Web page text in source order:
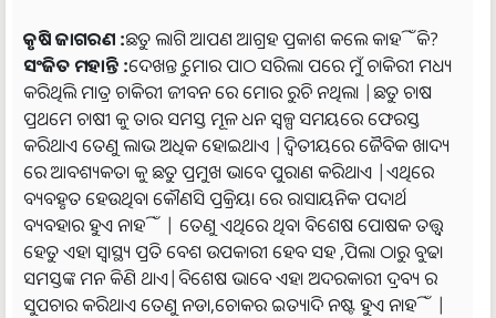
କୃଷି ଜାଗରଣ :ଛତୁ ଲାଗି ଆପଣ ଆଗ୍ରହ ପ୍ରକାଶ କଲେ କାହିଁକି?
ସଂଜିତ ମହାନ୍ତି :ଦେଖନ୍ତୁ ମୋର ପାଠ ସରିଲା ପରେ ମୁଁ ଚାକିରୀ ମଧ୍ୟ
କରିଥିଲି ମାତ୍ର ଚାକିରୀ ଜୀବନ ରେ ମୋର ରୁଚି ନଥିଲା |ଛତୁ ଚାଷ
ପ୍ରଥମେ ଚାଷୀ କୁ ତାର ସମସ୍ତ ମୂଳ ଧନ ସ୍ୱଳ୍ପ ସମୟରେ ଫେରସ୍ତ
କରିଥାଏ ତେଣୁ ଲାଭ ଅଧିକ ହୋଇଥାଏ |ଦ୍ଵିତୀୟରେ ଜୈବିକ ଖାଦ୍ୟ
ରେ ଆବଶ୍ୟକତା କୁ ଛତୁ ପ୍ରମୁଖ ଭାବେ ପୁରାଣ କରିଥାଏ |ଏଥିରେ
ବ୍ୟବହୃତ ହେଉଥିବା କୌଣସି ପ୍ରକ୍ରିୟା ରେ ରାସାୟନିକ ପଦାର୍ଥ
ବ୍ୟବହାର ହୁଏ ନାହିଁ | ତେଣୁ ଏଥିରେ ଥିବା ବିଶେଷ ପୋଷକ ତତ୍ତ୍ୱ
ହେତୁ ଏହା ସ୍ୱାସ୍ଥ୍ୟ ପ୍ରତି ବେଶ ଉପକାରୀ ହେବ ସହ ,ପିଲା ଠାରୁ ବୁଢା
ସମସ୍ତଙ୍କ ମନ କିଣି ଥାଏ|ବିଶେଷ ଭାବେ ଏହା ଅଦରକାରୀ ଦ୍ରବ୍ୟ ର
ସୁପଚାର କରିଥାଏ ତେଣୁ ନଡା,ଚୋକର ଇତ୍ୟାଦି ନଷ୍ଟ ହୁଏ ନାହିଁ |